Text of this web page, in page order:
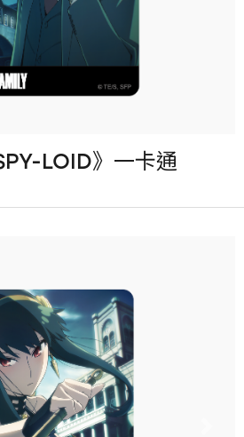
04-05
儲值卡-普通卡
已完售
LOID》一卡通